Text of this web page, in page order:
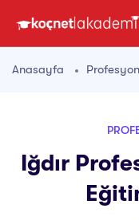
Anasayfa
Iğdır